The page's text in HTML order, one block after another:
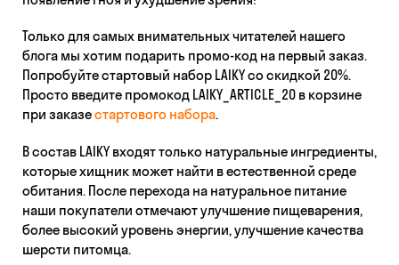
Только для самых внимательных читателей нашего
блога мы хотим подарить промо-код на первый заказ.
Попробуйте стартовый набор LAIKY со скидкой 20%.
Просто введите промокод LAIKY_ARTICLE_20 в корзине
при заказестартового набора.
В состав LAIKY входят только натуральные ингредиенты,
которые хищник может найти в естественной среде
обитания. После перехода на натуральное питание
наши покупатели отмечают улучшение пищеварения,
более высокий уровень энергии, улучшение качества
шерсти питомца.